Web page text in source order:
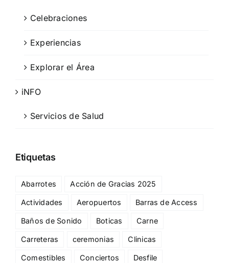
Celebraciones
Experiencias
Explorar el Área
iNFO
Servicios de Salud
Etiquetas
Abarrotes Acción de Gracias 2025
Actividades Aeropuertos Barras de Access
Baños de Sonido Boticas Carne
Carreteras ceremonias Clinicas
Comestibles Conciertos Desfile